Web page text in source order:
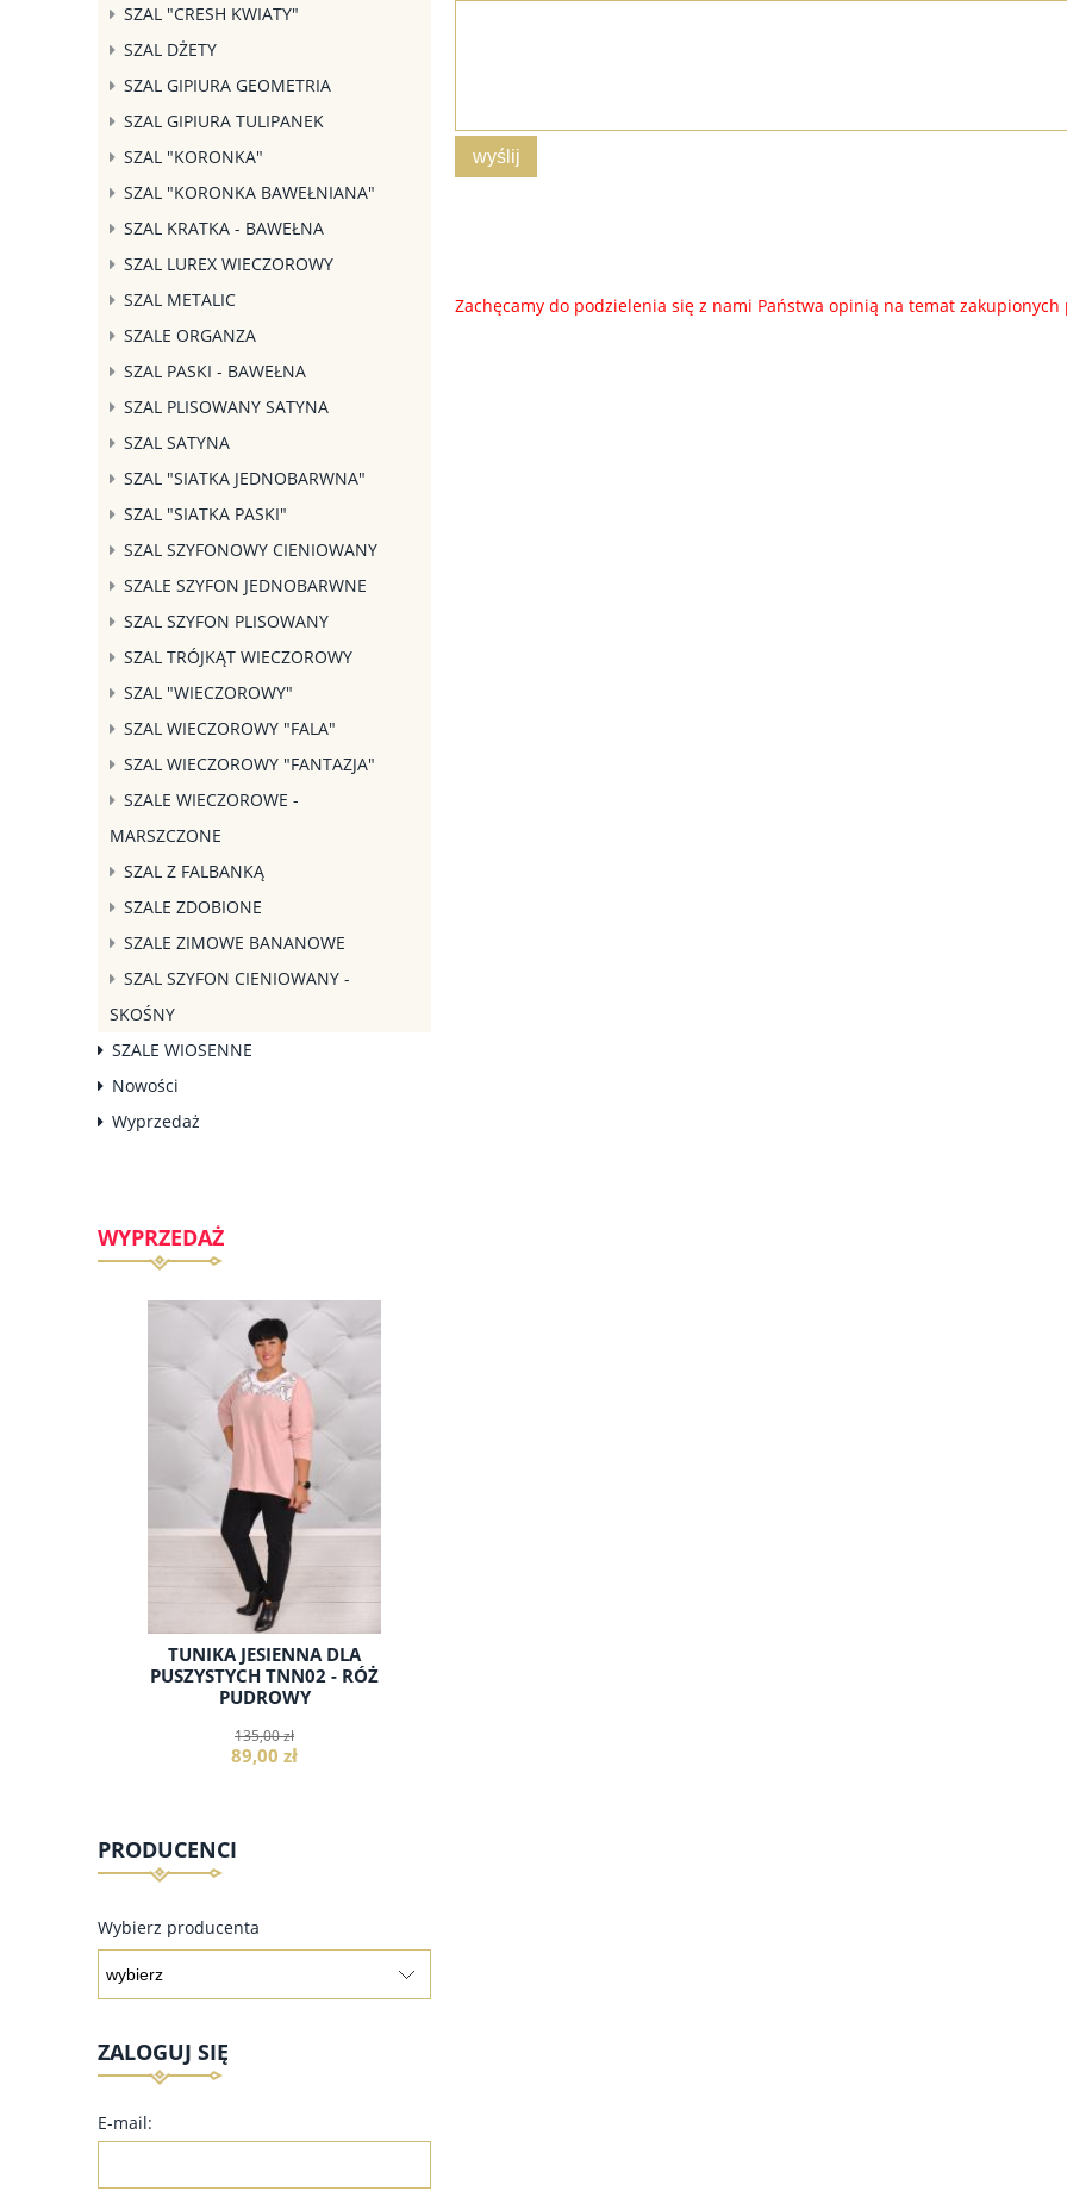
SZAL "CRESH KWIATY"
SZAL DŻETY
SZAL GIPIURA GEOMETRIA
SZAL GIPIURA TULIPANEK
SZAL "KORONKA"
SZAL "KORONKA BAWEŁNIANA"
SZAL KRATKA - BAWEŁNA
SZAL LUREX WIECZOROWY
SZAL METALIC
SZALE ORGANZA
SZAL PASKI - BAWEŁNA
SZAL PLISOWANY SATYNA
SZAL SATYNA
SZAL "SIATKA JEDNOBARWNA"
SZAL "SIATKA PASKI"
SZAL SZYFONOWY CIENIOWANY
SZALE SZYFON JEDNOBARWNE
SZAL SZYFON PLISOWANY
SZAL TRÓJKĄT WIECZOROWY
SZAL "WIECZOROWY"
SZAL WIECZOROWY "FALA"
SZAL WIECZOROWY "FANTAZJA"
SZALE WIECZOROWE -
MARSZCZONE
SZAL Z FALBANKĄ
SZALE ZDOBIONE
SZALE ZIMOWE BANANOWE
SZAL SZYFON CIENIOWANY -
SKOŚNY
SZALE WIOSENNE
Nowości
Wyprzedaż
WYPRZEDAŻ
TUNIKA JESIENNA DLA
PUSZYSTYCH TNN02 - RÓŻ
PUDROWY
135,00 zł
89,00 zł
PRODUCENCI
Wybierz producenta
ZALOGUJ SIĘ
E-mail:
wyślij
Zachęcamy do podzielenia się z nami Państwa opinią na temat zakupionych